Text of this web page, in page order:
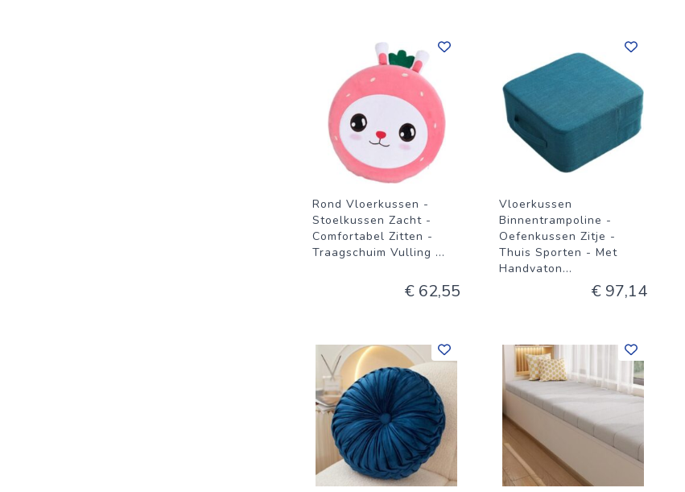
Rond Vloerkussen -
Stoelkussen Zacht -
Comfortabel Zitten -
Traagschuim Vulling ...
€ 62,55
Vloerkussen
Binnentrampoline -
Oefenkussen Zitje -
Thuis Sporten - Met
Handvaton...
€ 97,14